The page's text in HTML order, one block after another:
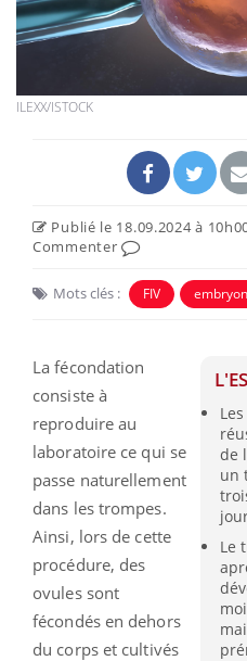
ILEXX/ISTOCK
Publié le 18.09.2024 à
Commenter
Mots clés : FIV embryon
de
un
Le
La fécondation
consiste à
reproduire au
laboratoire ce qui se
passe naturellement
dans les trompes.
Ainsi, lors de cette
procédure, des
ovules sont
fécondés en dehors
du corps et cultivés